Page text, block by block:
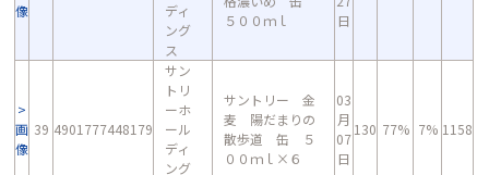
像
ディ
ング
ス
５００ｍｌ
日
画
像
39 4901777448179
サン
トリ
ーホ
ール
ディ
ング
サントリー 金
麦 陽だまりの
散歩道 缶 ５
００ｍｌ×６
03
月
07
日
130 77% 7% 1158